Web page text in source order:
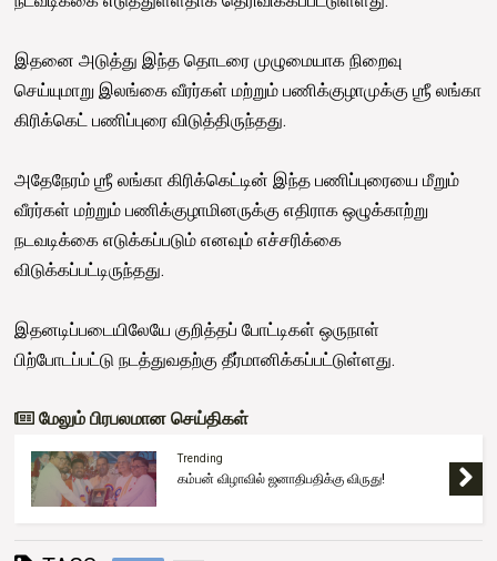
இதனை அடுத்து இந்த தொடரை முழுமையாக நிறைவு
செய்யுமாறு இலங்கை வீரர்கள் மற்றும் பணிக்குழாமுக்கு ஶ்ரீ லங்கா
கிரிக்கெட் பணிப்புரை விடுத்திருந்தது.
அதேநேரம் ஶ்ரீ லங்கா கிரிக்கெட்டின் இந்த பணிப்புரையை மீறும்
வீரர்கள் மற்றும் பணிக்குழாமினருக்கு எதிராக ஒழுக்காற்று
நடவடிக்கை எடுக்கப்படும் எனவும் எச்சரிக்கை
விடுக்கப்பட்டிருந்தது.
இதனடிப்படையிலேயே குறித்தப் போட்டிகள் ஒருநாள்
பிற்போடப்பட்டு நடத்துவதற்கு தீர்மானிக்கப்பட்டுள்ளது.
மேலும் பிரபலமான செய்திகள்
Trending
கம்பன் விழாவில் ஜனாதிபதிக்கு விருது!